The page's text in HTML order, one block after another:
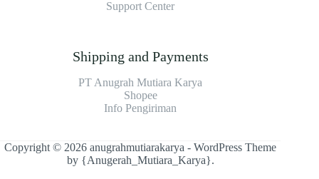
Support Center
Shipping and Payments
PT Anugrah Mutiara Karya
Shopee
Info Pengiriman
Copyright © 2026 anugrahmutiarakarya - WordPress Theme
by {Anugerah_Mutiara_Karya}.